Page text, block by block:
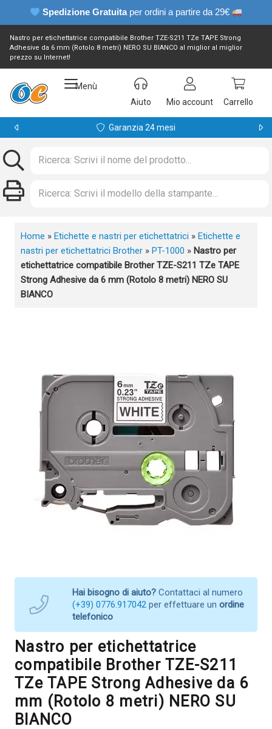
Spedizione Gratuita per ordini a partire da 29€
Nastro per etichettatrice compatibile Brother TZE-S211 TZe TAPE Strong
Adhesive da 6 mm (Rotolo 8 metri) NERO SU BIANCO al miglior al miglior
prezzo su Internet!
Menù
Aiuto
Mio account Carrello
Garanzia 24 mesi
Home » Etichette e nastri per etichettatrici » Etichette e
nastri per etichettatrici Brother » PT-1000 » Nastro per
etichettatrice compatibile Brother TZE-S211 TZe TAPE
Strong Adhesive da 6 mm (Rotolo 8 metri) NERO SU
BIANCO
Hai bisogno di aiuto? Contattaci al numero
(+39) 0776.917042 per effettuare un ordine
telefonico
Nastro per etichettatrice
compatibile Brother TZE-S211
TZe TAPE Strong Adhesive da 6
mm (Rotolo 8 metri) NERO SU
BIANCO